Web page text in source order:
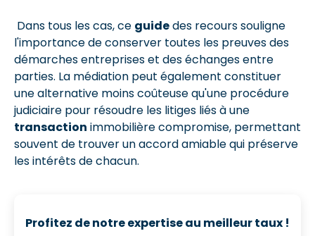
Dans tous les cas, ce guidedes recours souligne
l'importance de conserver toutes les preuves des
démarches entreprises et des échanges entre
parties. La médiation peut également constituer
une alternative moins coûteuse qu'une procédure
judiciaire pour résoudre les litiges liés à une
transaction immobilière compromise, permettant
souvent de trouver un accord amiable qui préserve
les intérêts de chacun.
Profitez de notre expertise au meilleur taux !